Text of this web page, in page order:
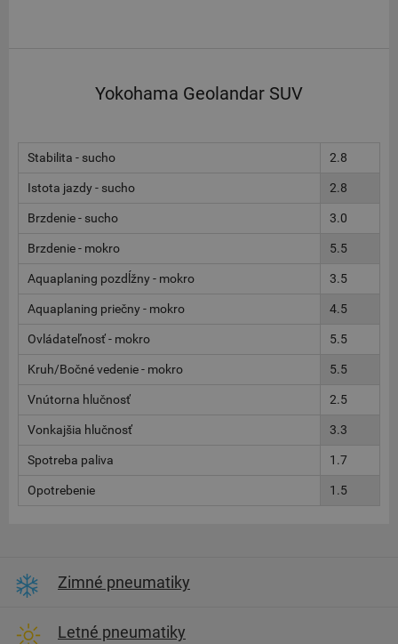
Yokohama Geolandar SUV
Stabilita - sucho 2.8
Istota jazdy - sucho 2.8
Brzdenie - sucho 3.0
Brzdenie - mokro 5.5
Aquaplaning pozdĺžny - mokro 3.5
Aquaplaning priečny - mokro 4.5
Ovládateľnosť - mokro 5.5
Kruh/Bočné vedenie - mokro 5.5
Vnútorna hlučnosť 2.5
Vonkajšia hlučnosť 3.3
Spotreba paliva 1.7
Opotrebenie 1.5
Zimné pneumatiky
Letné pneumatiky